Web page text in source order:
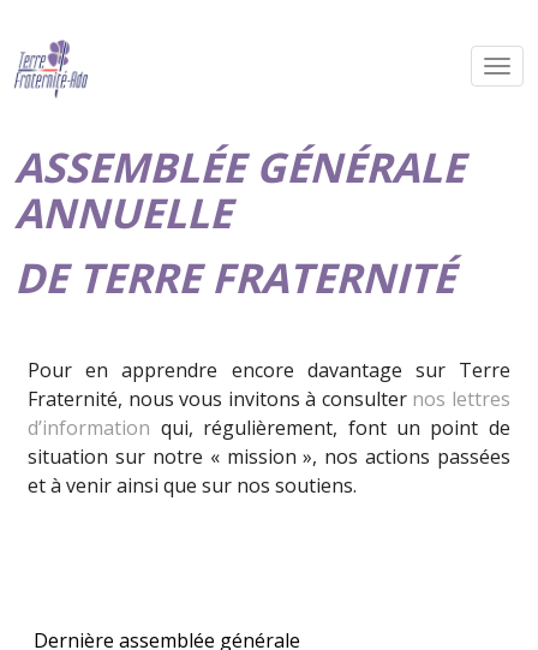
ASSEMBLÉE GÉNÉRALE
ANNUELLE
DE TERRE FRATERNITÉ
Pour en apprendre encore davantage sur Terre
Fraternité, nous vous invitons à consulter nos lettres
d’information qui, régulièrement, font un point de
situation sur notre « mission », nos actions passées
et à venir ainsi que sur nos soutiens.
Dernière assemblée générale